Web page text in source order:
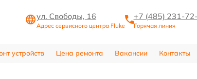
ул. Свободы, 16
Адрес сервисного центра Fluke
+7 (485) 231-
Горячая линия
устройств Цена ремонта Вакансии Контакты